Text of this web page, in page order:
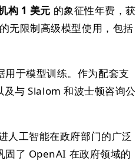
构 1 美元 的象征性年费，获
无限制高级模型使用，包括
于模型训练。作为配套支
与 Slalom 和波士顿咨询公
人工智能在政府部门的广泛
固了 OpenAI 在政府领域的